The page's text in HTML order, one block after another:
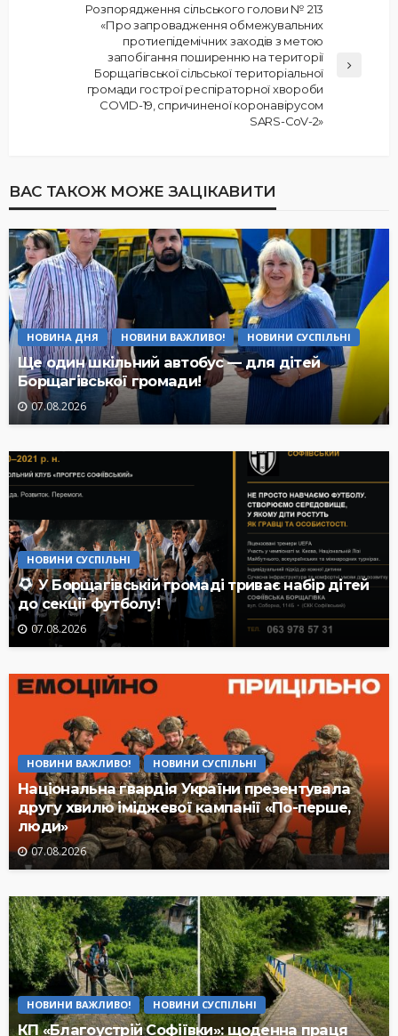
Розпорядження сільського голови № 213
«Про запровадження обмежувальних
протиепідемічних заходів з метою
запобігання поширенню на території
Борщагівської сільської територіальної
громади гострої респіраторної хвороби
COVID-19, спричиненої коронавірусом
SARS-CoV-2»
ВАС ТАКОЖ МОЖЕ ЗАЦІКАВИТИ
НОВИНА ДНЯ НОВИНИ ВАЖЛИВО! НОВИНИ СУСПІЛЬНІ
Ще один шкільний автобус — для дітей
Борщагівської громади!
07.08.2026
НОВИНИ СУСПІЛЬНІ
У Борщагівській громаді триває набір дітей
до секції футболу!
07.08.2026
НОВИНИ ВАЖЛИВО! НОВИНИ СУСПІЛЬНІ
Національна гвардія України презентувала
другу хвилю іміджевої кампанії «По-перше,
люди»
07.08.2026
НОВИНИ ВАЖЛИВО! НОВИНИ СУСПІЛЬНІ
КП «Благоустрій Софіївки»: щоденна праця